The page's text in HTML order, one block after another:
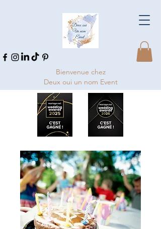
Bienvenue chez
Deux oui un nom Event